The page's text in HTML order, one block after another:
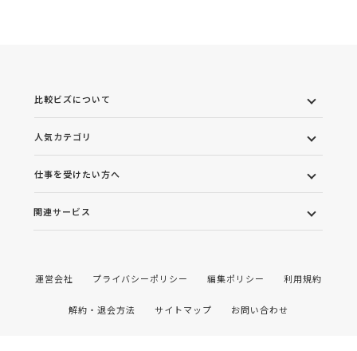
比較ビズについて
人気カテゴリ
仕事を受けたい方へ
関連サービス
運営会社 プライバシーポリシー 編集ポリシー 利用規約
解約・退会方法 サイトマップ お問い合わせ